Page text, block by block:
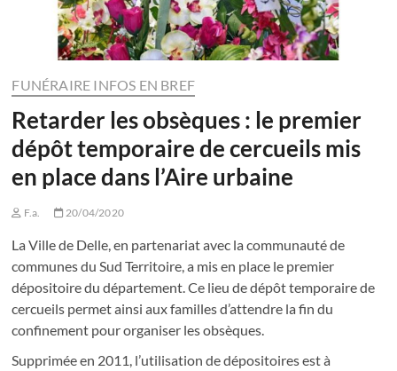
FUNÉRAIRE INFOS EN BREF
Retarder les obsèques : le premier
dépôt temporaire de cercueils mis
en place dans l’Aire urbaine
F.a. 20/04/2020
La Ville de Delle, en partenariat avec la communauté de
communes du Sud Territoire, a mis en place le premier
dépositoire du département. Ce lieu de dépôt temporaire de
cercueils permet ainsi aux familles d’attendre la fin du
confinement pour organiser les obsèques.
Supprimée en 2011, l’utilisation de dépositoires est à